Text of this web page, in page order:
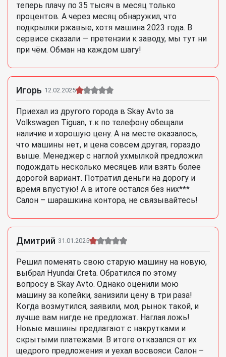
теперь плачу по 35 тысяч в месяц только
процентов. А через месяц обнаружил, что
подкрылки ржавые, хотя машина 2023 года. В
сервисе сказали — претензии к заводу, мы тут ни
при чём. Обман на каждом шагу!
Игорь 12.02.2025
Приехал из другого города в Skay Avto за
Volkswagen Tiguan, т.к по телефону обещали
наличие и хорошую цену. А на месте оказалось,
что машины нет, и цена совсем другая, гораздо
выше. Менеджер с наглой ухмылкой предложил
подождать несколько месяцев или взять более
дорогой вариант. Потратил деньги на дорогу и
время впустую! А в итоге остался без них***
Салон – шарашкина контора, не связывайтесь!
Дмитрий 31.01.2025
Решил поменять свою старую машину на новую,
выбрал Hyundai Creta. Обратился по этому
вопросу в Skay Avto. Однако оценили мою
машину за копейки, занизили цену в три раза!
Когда возмутился, заявили, мол, рынок такой, и
лучше вам нигде не предложат. Наглая ложь!
Новые машины предлагают с накрутками и
скрытыми платежами. В итоге отказался от их
щедрого предложения и уехал восвояси. Салон –